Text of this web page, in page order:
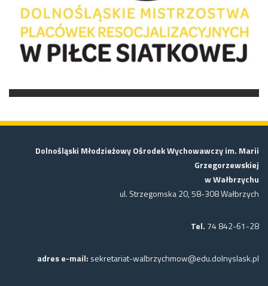
Dolnośląski Młodzieżowy Ośrodek Wychowawczy im. Marii
Grzegorzewskiej
w Wałbrzychu
ul. Strzegomska 20, 58-308 Wałbrzych
Tel. 74 842-61-28
adres e-mail: sekretariat-walbrzychmow@edu.dolnyslask.pl